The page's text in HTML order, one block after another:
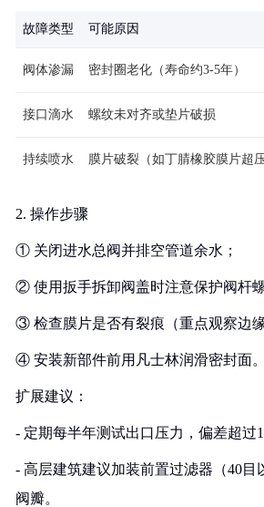
故障类型 可能原因
阀体渗漏 密封圈老化（寿命约3-5年）
接口滴水 螺纹未对齐或垫片破损
持续喷水 膜片破裂（如丁腈橡胶膜片超
2. 操作步骤
① 关闭进水总阀并排空管道余水；
② 使用扳手拆卸阀盖时注意保护阀杆螺
③ 检查膜片是否有裂痕（重点观察边
④ 安装新部件前用凡士林润滑密封面。
扩展建议：
- 定期每半年测试出口压力，偏差超过
- 高层建筑建议加装前置过滤器（40目
阀瓣。